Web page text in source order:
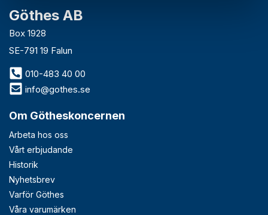
Göthes AB
Box 1928
SE-791 19 Falun
010-483 40 00
info@gothes.se
Om Götheskoncernen
Arbeta hos oss
Vårt erbjudande
Historik
Nyhetsbrev
Varför Göthes
Våra varumärken